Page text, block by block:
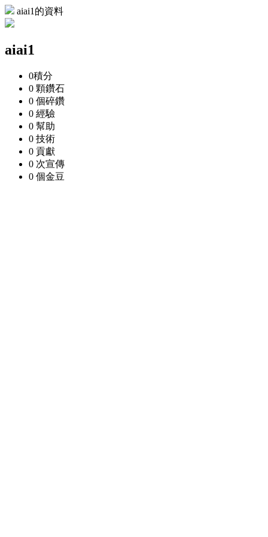
aiai1的資料
aiai1
0積分
0 顆鑽石
0 個碎鑽
0 經驗
0 幫助
0 技術
0 貢獻
0 次宣傳
0 個金豆